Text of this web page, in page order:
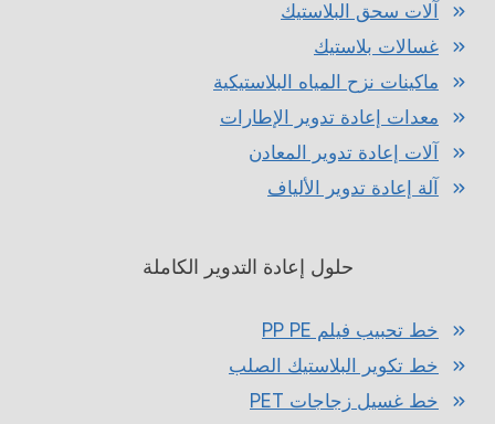
آلات سحق البلاستيك
غسالات بلاستيك
ماكينات نزح المياه البلاستيكية
معدات إعادة تدوير الإطارات
آلات إعادة تدوير المعادن
آلة إعادة تدوير الألياف
حلول إعادة التدوير الكاملة
خط تحبيب فيلم PP PE
خط تكوير البلاستيك الصلب
خط غسيل زجاجات PET